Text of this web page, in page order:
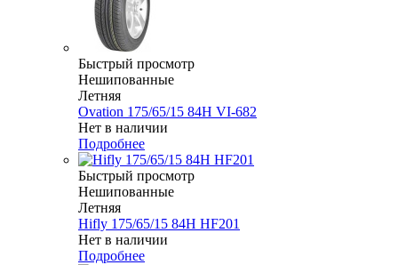
Быстрый просмотр
Нешипованные
Летняя
Ovation 175/65/15 84H VI-682
Нет в наличии
Подробнее
Быстрый просмотр
Нешипованные
Летняя
Hifly 175/65/15 84H HF201
Нет в наличии
Подробнее